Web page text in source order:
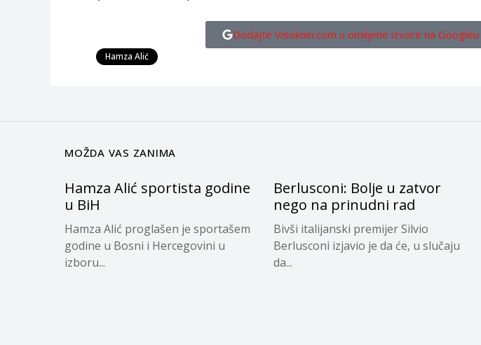
Dodajte Visokoin.com u omiljene izvore na Googleu
Hamza Alić
MOŽDA VAS ZANIMA
Hamza Alić sportista godine
u BiH
Hamza Alić proglašen je sportašem
godine u Bosni i Hercegovini u
izboru...
Berlusconi: Bolje u zatvor
nego na prinudni rad
Bivši italijanski premijer Silvio
Berlusconi izjavio je da će, u slučaju
da...